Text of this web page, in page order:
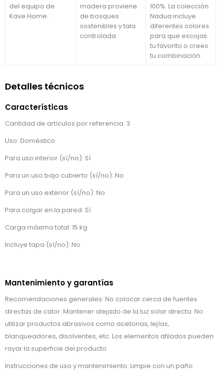
del equipo de
Kave Home.
madera proviene
de bosques
sostenibles y tala
controlada.
100%. La colección
Nadua incluye
diferentes colores
para que escojas
tu favorito o crees
tu combinación.
Detalles técnicos
Características
Cantidad de artículos por referencia: 3
Uso: Doméstico
Para uso interior (sí/no): Sí
Para un uso bajo cubierto (sí/no): No
Para un uso exterior (sí/no): No
Para colgar en la pared: Sí
Carga máxima total: 15 kg
Incluye tapa (sí/no): No
Mantenimiento y garantías
Recomendaciones generales: No colocar cerca de fuentes
directas de calor. Mantener alejado de la luz solar directa. No
utilizar productos abrasivos como acetonas, lejías,
blanqueadores, disolventes, etc. Los elementos afilados pueden
rayar la superficie del producto
Instrucciones de uso y mantenimiento: Limpie con un paño